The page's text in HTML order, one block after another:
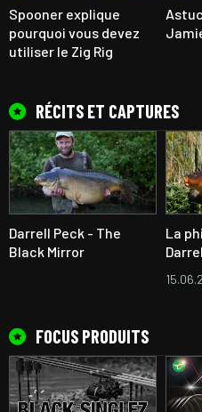
Spooner explique
pourquoi vous devez
utiliser le Zig Rig
RÉCITS ET CAPTURES
Darrell Peck - The
Black Mirror
La
FOCUS PRODUITS